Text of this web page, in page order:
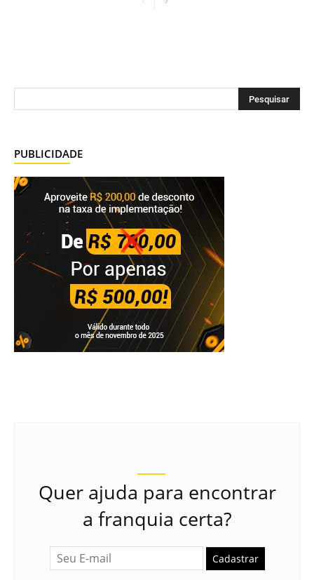
PUBLICIDADE
Quer ajuda para encontrar
a franquia certa?
Cadastrar